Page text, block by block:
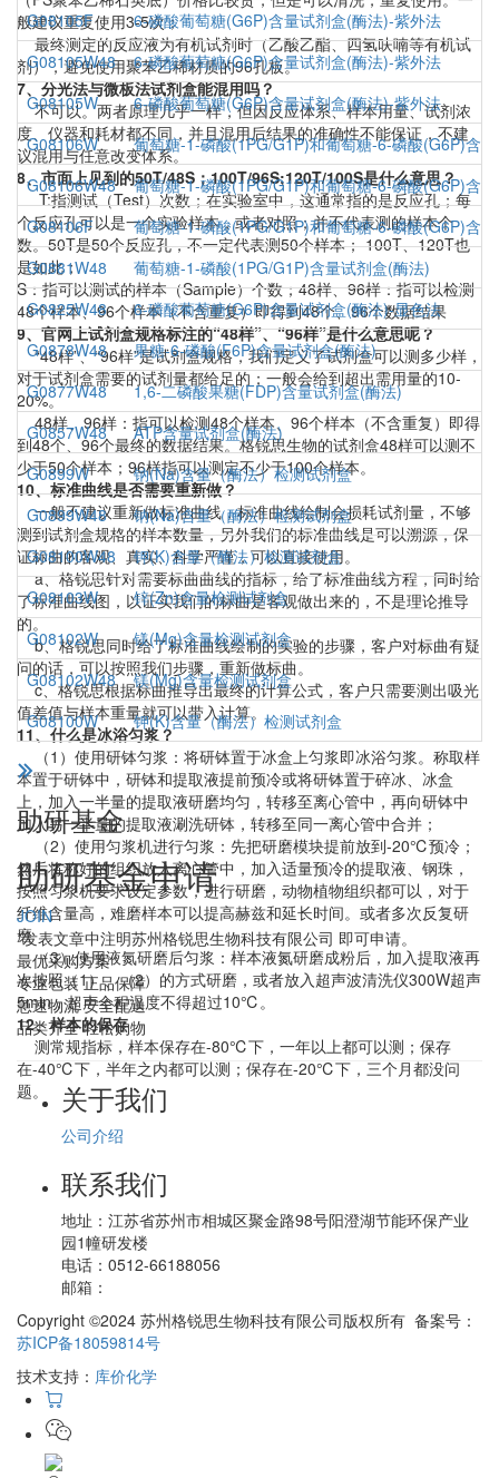
般建议重复使用3-5次；
最终测定的反应液为有机试剂时（乙酸乙酯、四氢呋喃等有机试
剂），避免使用聚苯乙稀材质的96孔板。
7、分光法与微板法试剂盒能混用吗？
不可以。两者原理几乎一样，但因反应体系、样本用量、试剂浓
度、仪器和耗材都不同，并且混用后结果的准确性不能保证，不建
议混用与任意改变体系。
8、市面上见到的50T/48S；100T/96S;120T/100S是什么意思？
T:指测试（Test）次数；在实验室中，这通常指的是反应孔；每
个反应孔可以是一个实验样本，或者对照；并不代表测的样本个
数。50T是50个反应孔，不一定代表测50个样本； 100T、120T也
是如此；
S：指可以测试的样本（Sample）个数；48样、96样：指可以检测
48个样本、96个样本（不含重复）即得到48个、96个数据结果
9、官网上试剂盒规格标注的“48样”、“96样”是什么意思呢？
“48样”、“96样”是试剂盒规格，我们定义了试剂盒可以测多少样，
对于试剂盒需要的试剂量都给足的；一般会给到超出需用量的10-
20%。
48样、96样：指可以检测48个样本、96个样本（不含重复）即得
到48个、96个最终的数据结果。格锐思生物的试剂盒48样可以测不
少于50个样本；96样指可以测定不少于100个样本。
10、标准曲线是否需要重新做？
一般不建议重新做标准曲线，标准曲线绘制会损耗试剂量，不够
测到试剂盒规格的样本数量，另外我们的标准曲线是可以溯源，保
证标曲的客观、真实、科学严谨，可以直接使用。
a、格锐思针对需要标曲曲线的指标，给了标准曲线方程，同时给
了标准曲线图，以证实我们的标曲是客观做出来的，不是理论推导
的。
b、格锐思同时给了标准曲线绘制的实验的步骤，客户对标曲有疑
问的话，可以按照我们步骤，重新做标曲。
c、格锐思根据标曲推导出最终的计算公式，客户只需要测出吸光
值差值与样本重量就可以带入计算。
11、什么是冰浴匀浆？
（1）使用研钵匀浆：将研钵置于冰盒上匀浆即冰浴匀浆。称取样
本置于研钵中，研钵和提取液提前预冷或将研钵置于碎冰、冰盒
上，加入一半量的提取液研磨均匀，转移至离心管中，再向研钵中
加入另一半量的提取液涮洗研钵，转移至同一离心管中合并；
（2）使用匀浆机进行匀浆：先把研磨模块提前放到-20℃预冷；
然后将称好的组织放入离心管中，加入适量预冷的提取液、钢珠，
按照匀浆机要求设定参数，进行研磨，动物植物组织都可以，对于
纤维含量高，难磨样本可以提高赫兹和延长时间。或者多次反复研
磨
（3）使用液氮研磨后匀浆：样本液氮研磨成粉后，加入提取液再
次按照（1）、（2）的方式研磨，或者放入超声波清洗仪300W超声
5min，超声全程温度不得超过10℃。
12、样本的保存
测常规指标，样本保存在-80℃下，一年以上都可以测；保存
在-40℃下，半年之内都可以测；保存在-20℃下，三个月都没问
题。
G08105F
6-磷酸葡萄糖(G6P)含量试剂盒(酶法)-紫外法
G08105W48
6-磷酸葡萄糖(G6P)含量试剂盒(酶法)-紫外法
G08105W
6-磷酸葡萄糖(G6P)含量试剂盒(酶法)-紫外法
G08106W
葡萄糖-1-磷酸(1PG/G1P)和葡萄糖-6-磷酸(G6P)含
G08106W48
葡萄糖-1-磷酸(1PG/G1P)和葡萄糖-6-磷酸(G6P)含
G08106F
葡萄糖-1-磷酸(1PG/G1P)和葡萄糖-6-磷酸(G6P)含
G0881W48
葡萄糖-1-磷酸(1PG/G1P)含量试剂盒(酶法)
G0825W48
6-磷酸葡萄糖(G6P)含量试剂盒(酶法)-显色法
G0878W48
果糖-6-磷酸(F6P)含量试剂盒(酶法)
G0877W48
1,6-二磷酸果糖(FDP)含量试剂盒(酶法)
G0857W48
ATP含量试剂盒(酶法)
G0899W
钠(Na)含量（酶法）检测试剂盒
G0899W48
钠(Na)含量（酶法）检测试剂盒
G08100W48
钾(K)含量（酶法）检测试剂盒
G08103W
锌(Zn)含量检测试剂盒
G08102W
镁(Mg)含量检测试剂盒
G08102W48
镁(Mg)含量检测试剂盒
G08100W
钾(K)含量（酶法）检测试剂盒
助研基金
助研基金申请
JOIN
*发表文章中注明苏州格锐思生物科技有限公司 即可申请。
最优采购方案
专业包装 正品保障
急速物流 安全配送
品类齐全 轻松购物
关于我们
公司介绍
联系我们
地址： 江苏省苏州市相城区聚金路98号阳澄湖节能环保产业
园1幢研发楼
电话： 0512-66188056
邮箱：
Copyright ©2024 苏州格锐思生物科技有限公司版权所有 备案号：
苏ICP备18059814号
技术支持： 库价化学